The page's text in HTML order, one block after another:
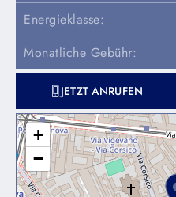
Energieklasse:
Monatliche Gebühr:
JETZT ANRUFEN
+
−